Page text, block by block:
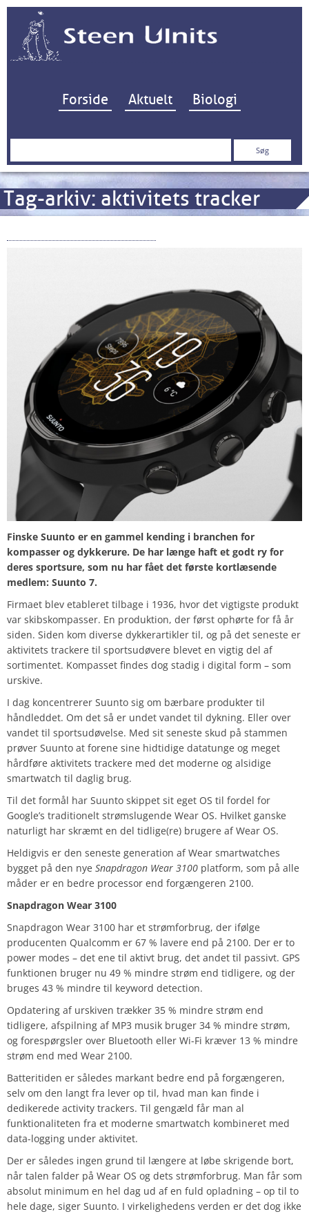
Hop til indhold
Forside Aktuelt Biologi
Søg
Tag-arkiv: aktivitets tracker
Finske Suunto er en gammel kending i branchen for
kompasser og dykkerure. De har længe haft et godt ry for
deres sportsure, som nu har fået det første kortlæsende
medlem: Suunto 7.
Firmaet blev etableret tilbage i 1936, hvor det vigtigste produkt
var skibskompasser. En produktion, der først ophørte for få år
siden. Siden kom diverse dykkerartikler til, og på det seneste er
aktivitets trackere til sportsudøvere blevet en vigtig del af
sortimentet. Kompasset findes dog stadig i digital form – som
urskive.
I dag koncentrerer Suunto sig om bærbare produkter til
håndleddet. Om det så er undet vandet til dykning. Eller over
vandet til sportsudøvelse. Med sit seneste skud på stammen
prøver Suunto at forene sine hidtidige datatunge og meget
hårdføre aktivitets trackere med det moderne og alsidige
smartwatch til daglig brug.
Til det formål har Suunto skippet sit eget OS til fordel for
Google’s traditionelt strømslugende Wear OS. Hvilket ganske
naturligt har skræmt en del tidlige(re) brugere af Wear OS.
Heldigvis er den seneste generation af Wear smartwatches
bygget på den nye Snapdragon Wear 3100 platform, som på alle
måder er en bedre processor end forgængeren 2100.
Snapdragon Wear 3100
Snapdragon Wear 3100 har et strømforbrug, der ifølge
producenten Qualcomm er 67 % lavere end på 2100. Der er to
power modes – det ene til aktivt brug, det andet til passivt. GPS
funktionen bruger nu 49 % mindre strøm end tidligere, og der
bruges 43 % mindre til keyword detection.
Opdatering af urskiven trækker 35 % mindre strøm end
tidligere, afspilning af MP3 musik bruger 34 % mindre strøm,
og forespørgsler over Bluetooth eller Wi-Fi kræver 13 % mindre
strøm end med Wear 2100.
Batteritiden er således markant bedre end på forgængeren,
selv om den langt fra lever op til, hvad man kan finde i
dedikerede activity trackers. Til gengæld får man al
funktionaliteten fra et moderne smartwatch kombineret med
data-logging under aktivitet.
Der er således ingen grund til længere at løbe skrigende bort,
når talen falder på Wear OS og dets strømforbrug. Man får som
absolut minimum en hel dag ud af en fuld opladning – op til to
hele dage, siger Suunto. I virkelighedens verden er det dog ikke